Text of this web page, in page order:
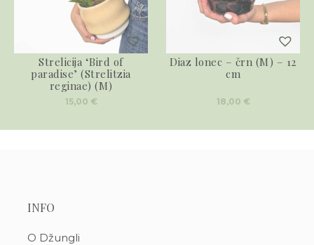
Strelicija ‘Bird of
paradise’ (Strelitzia
reginae) (M)
15,00 €
Diaz lonec – črn (M) – 12
cm
18,00 €
INFO
O Džungli